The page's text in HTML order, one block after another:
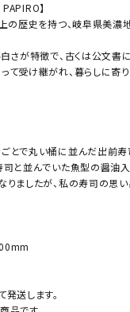
】
歴史を持つ、岐阜県美濃
さが特徴で、古くは公文書
て受け継がれ、暮らしに寄
とで丸い桶に並んだ出前
司と並んでいた魚型の醤油
りましたが、私の寿司の思
送します。